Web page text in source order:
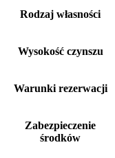
Rodzaj własności
Wysokość czynszu
Warunki rezerwacji
Zabezpieczenie
środków